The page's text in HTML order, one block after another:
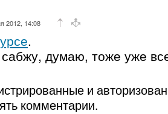
2012, 14:08
.
думаю, тоже уже
и
комментарии.